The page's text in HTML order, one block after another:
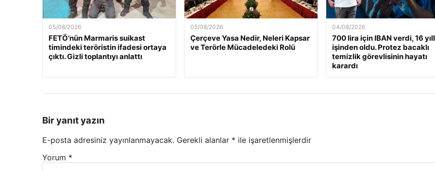
05/08/2026
FETÖ’nün Marmaris suikast
timindeki teröristin ifadesi ortaya
çıktı. Gizli toplantıyı anlattı
05/08/2026
Çerçeve Yasa Nedir, Neleri Kapsar
ve Terörle Mücadeledeki Rolü
04/08/2026
700 lira için IBAN verdi, 16
işinden oldu. Protez bacaklı
temizlik görevlisinin hayatı
karardı
Bir yanıt yazın
E-posta adresiniz yayınlanmayacak. Gerekli alanlar * ile işaretlenmişlerdir
Yorum *